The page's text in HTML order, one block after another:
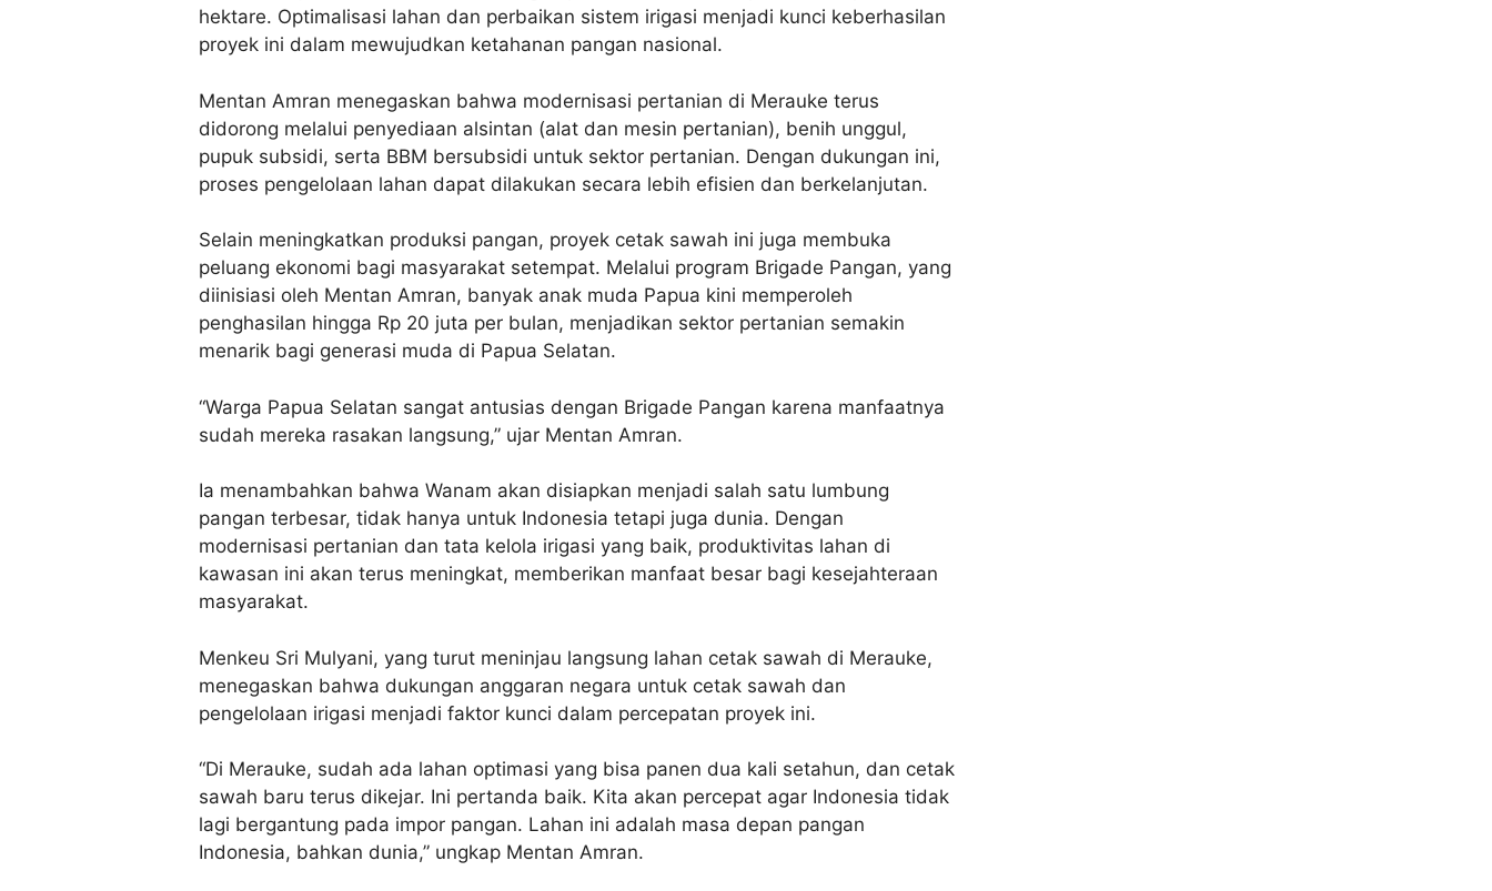
hektare. Optimalisasi lahan dan perbaikan sistem irigasi menjadi kunci keberhasilan
proyek ini dalam mewujudkan ketahanan pangan nasional.
Mentan Amran menegaskan bahwa modernisasi pertanian di Merauke terus
didorong melalui penyediaan alsintan (alat dan mesin pertanian), benih unggul,
pupuk subsidi, serta BBM bersubsidi untuk sektor pertanian. Dengan dukungan ini,
proses pengelolaan lahan dapat dilakukan secara lebih efisien dan berkelanjutan.
Selain meningkatkan produksi pangan, proyek cetak sawah ini juga membuka
peluang ekonomi bagi masyarakat setempat. Melalui program Brigade Pangan, yang
diinisiasi oleh Mentan Amran, banyak anak muda Papua kini memperoleh
penghasilan hingga Rp 20 juta per bulan, menjadikan sektor pertanian semakin
menarik bagi generasi muda di Papua Selatan.
“Warga Papua Selatan sangat antusias dengan Brigade Pangan karena manfaatnya
sudah mereka rasakan langsung,” ujar Mentan Amran.
Ia menambahkan bahwa Wanam akan disiapkan menjadi salah satu lumbung
pangan terbesar, tidak hanya untuk Indonesia tetapi juga dunia. Dengan
modernisasi pertanian dan tata kelola irigasi yang baik, produktivitas lahan di
kawasan ini akan terus meningkat, memberikan manfaat besar bagi kesejahteraan
masyarakat.
Menkeu Sri Mulyani, yang turut meninjau langsung lahan cetak sawah di Merauke,
menegaskan bahwa dukungan anggaran negara untuk cetak sawah dan
pengelolaan irigasi menjadi faktor kunci dalam percepatan proyek ini.
“Di Merauke, sudah ada lahan optimasi yang bisa panen dua kali setahun, dan cetak
sawah baru terus dikejar. Ini pertanda baik. Kita akan percepat agar Indonesia tidak
lagi bergantung pada impor pangan. Lahan ini adalah masa depan pangan
Indonesia, bahkan dunia,” ungkap Mentan Amran.